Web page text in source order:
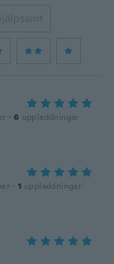
· 6 uppladdningar
· 1 uppladdningar